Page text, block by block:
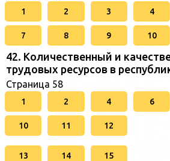
1 2 3 4
7 8 9 10
42. Количественный и
трудовых ресурсов в
Страница 58
1 2 4 6
10 11 12
13 14 15